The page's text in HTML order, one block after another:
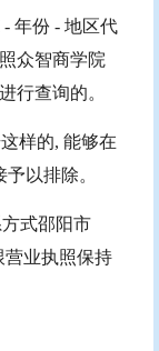
年份 - 地区代
众智商学院
行查询的。
样的, 能够在
以排除。
式邵阳市
营业执照保持